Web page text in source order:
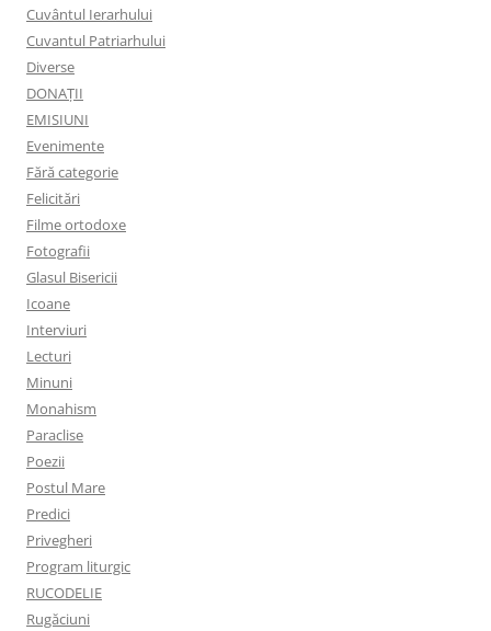
Cuvântul Ierarhului
Cuvantul Patriarhului
Diverse
DONAȚII
EMISIUNI
Evenimente
Fără categorie
Felicitări
Filme ortodoxe
Fotografii
Glasul Bisericii
Icoane
Interviuri
Lecturi
Minuni
Monahism
Paraclise
Poezii
Postul Mare
Predici
Privegheri
Program liturgic
RUCODELIE
Rugăciuni